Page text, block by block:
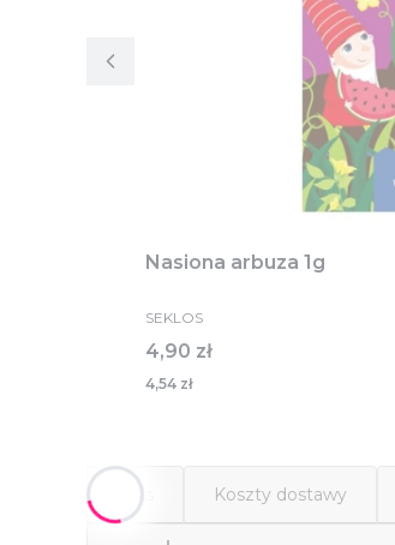
Nasiona arbuza 1g
SEKLOS
Cena
4,90 zł
4,54 zł
Opis Koszty dostawy